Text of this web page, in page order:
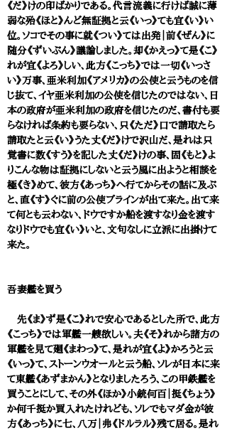
《だ》けの印ばかりである。代言流義に行けば誠に薄
弱な殆《ほと》んど無証拠と云《いっ》ても宜《い》い
位。ソコでその事に就《つい》ては出発｜前《ぜん》に
随分《ずいぶん》議論しました。却《かえっ》て是《こ》
れが宜《よろ》しい、此方《こっち》では一切《いっさ
い》万事、亜米利加《アメリカ》の公使と云うものを信
じ抜て、イヤ亜米利加の公使を信じたのではない、日
本の政府が亜米利加の政府を信じたのだ、書付も要
らなければ条約も要らない、只《ただ》口で請取たら
請取たと云《い》うた丈《だ》けで沢山だ、是れは只
覚書に数《すう》を記した丈《だ》けの事、固《もと》よ
りこんな物は証拠にしないと云う風に出ようと相談を
極《き》めて、彼方《あっち》へ行てからその話に及ぶ
と、直《す》ぐに前の公使プラインが出て来た。出て来
て何とも云わない、ドウですか船を渡すなり金を渡す
なりドウでも宜《い》いと、文句なしに立派に出掛けて
来た。
吾妻艦を買う
先《ま》ず是《こ》れで安心であるとした所で、此方
《こっち》では軍艦一艘欲しい。夫《そ》れから諸方の
軍艦を見て廻《まわっ》て、是れが宜《よ》かろうと云
《いっ》て、ストーンウオールと云う船、ソレが日本に来
て東艦《あずまかん》となりましたろう、この甲鉄艦を
買うことにして、その外《ほか》小銃何百｜挺《ちょう》
か何千挺か買入れたけれども、ソレでもマダ金が彼
方《あっち》に七、八万｜弗《ドルラル》残て居る。是れ